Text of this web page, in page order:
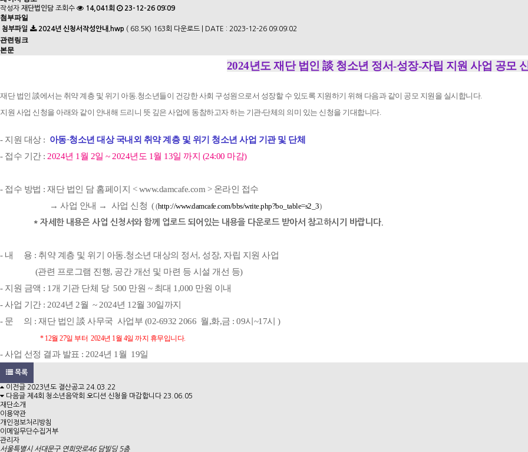
작성자 재단법인담 조회수 14,041회 23-12-26 09:09
첨부파일
첨부파일 2024년 신청서작성안내.hwp ( 68.5K) 163회 다운로드 | DATE : 2023-12-26 09:09:02
관련링크
본문
2024년도 재단 법인 談 청소년 정서-성장-자립 지원 사업 공모
재단 법인 談에서는 취약 계층 및 위기 아동.청소년들이 건강한 사회 구성원으로서 성장할 수 있도록 지원하기 위해 다음과 같이 공모 지원을 실시합니다.
지원 사업 신청을 아래와 같이 안내해 드리니 뜻 깊은 사업에 동참하고자 하는 기관-단체의 의미 있는 신청을 기대합니다.
- 지원 대상 : 아동·청소년 대상국내외 취약 계층 및 위기 청소년 사업 기관 및 단체
- 접수 기간 : 2024년 1월 2일 ~ 2024년도 1월 13일 까지 (24:00 마감)
- 접수 방법 : 재단 법인 담 홈페이지 <www.damcafe.com > 온라인 접수
→ 사업 안내 → 사업 신청 ((http://www.damcafe.com/bbs/write.php?bo_table=s2_3)
* 자세한 내용은 사업 신청서와 함께 업로드 되어있는 내용을 다운로드 받아서 참고하시기 바랍니다.
- 내 용 : 취약 계층 및 위기 아동.청소년 대상의 정서, 성장, 자립 지원 사업
(관련 프로그램 진행, 공간 개선 및 마련 등 시설 개선 등)
- 지원 금액 : 1개 기관 단체 당 500 만원 ~ 최대 1,000 만원 이내
- 사업 기간 : 2024년 2월 ~ 2024년 12월 30일까지
- 문 의 : 재단 법인 談 사무국 사업부 (02-6932 2066 월,화,금 : 09시~17시 )
* 12월 27일 부터 2024년 1월 4일 까지 휴무입니다.
- 사업 선정 결과 발표 : 2024년 1월 19일
목록
이전글 2023년도 결산공고 24.03.22
다음글 제4회 청소년음악회 오디션 신청을 마감합니다 23.06.05
재단소개
이용약관
개인정보처리방침
이메일무단수집거부
관리자
서울특별시 서대문구 연희맛로46 담빌딩 5층